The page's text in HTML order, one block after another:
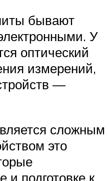
бывают
У
оптический
измерений,
—
сложным
это
и подготовке к